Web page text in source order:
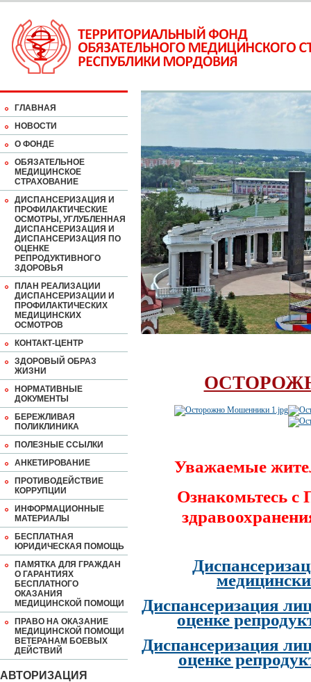
ГЛАВНАЯ
НОВОСТИ
О ФОНДЕ
ОБЯЗАТЕЛЬНОЕ
МЕДИЦИНСКОЕ
СТРАХОВАНИЕ
ДИСПАНСЕРИЗАЦИЯ И
ПРОФИЛАКТИЧЕСКИЕ
ОСМОТРЫ, УГЛУБЛЕННАЯ
ДИСПАНСЕРИЗАЦИЯ И
ДИСПАНСЕРИЗАЦИЯ ПО
ОЦЕНКЕ
РЕПРОДУКТИВНОГО
ЗДОРОВЬЯ
ПЛАН РЕАЛИЗАЦИИ
ДИСПАНСЕРИЗАЦИИ И
ПРОФИЛАКТИЧЕСКИХ
МЕДИЦИНСКИХ
ОСМОТРОВ
КОНТАКТ-ЦЕНТР
ЗДОРОВЫЙ ОБРАЗ
ЖИЗНИ
НОРМАТИВНЫЕ
ДОКУМЕНТЫ
БЕРЕЖЛИВАЯ
ПОЛИКЛИНИКА
ПОЛЕЗНЫЕ ССЫЛКИ
АНКЕТИРОВАНИЕ
ПРОТИВОДЕЙСТВИЕ
КОРРУПЦИИ
ИНФОРМАЦИОННЫЕ
МАТЕРИАЛЫ
БЕСПЛАТНАЯ
ЮРИДИЧЕСКАЯ ПОМОЩЬ
ПАМЯТКА ДЛЯ ГРАЖДАН
О ГАРАНТИЯХ
БЕСПЛАТНОГО
ОКАЗАНИЯ
МЕДИЦИНСКОЙ ПОМОЩИ
ПРАВО НА ОКАЗАНИЕ
МЕДИЦИНСКОЙ ПОМОЩИ
ВЕТЕРАНАМ БОЕВЫХ
ДЕЙСТВИЙ
АВТОРИЗАЦИЯ
Уважаемые
Ознакомьтесь
Диспансеризация
оценке
Диспансеризация
оценке